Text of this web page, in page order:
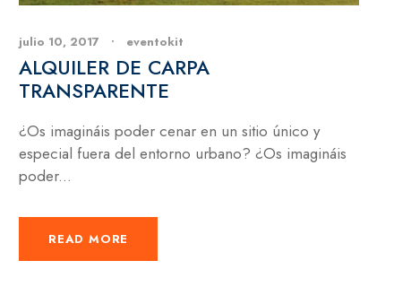
julio 10, 2017 • eventokit
ALQUILER DE CARPA
TRANSPARENTE
¿Os imagináis poder cenar en un sitio único y
especial fuera del entorno urbano? ¿Os imagináis
poder...
READ MORE